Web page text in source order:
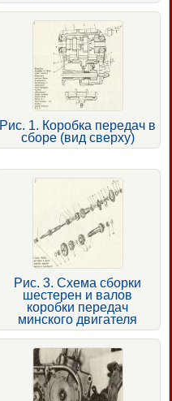
Рис. 1. Коробка передач в
сборе (вид сверху)
Рис. 3. Схема сборки
шестерен и валов
коробки передач
минского двигателя